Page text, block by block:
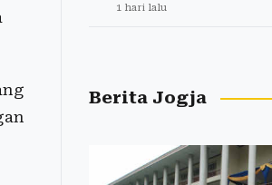
1 hari lalu
Berita Jogja